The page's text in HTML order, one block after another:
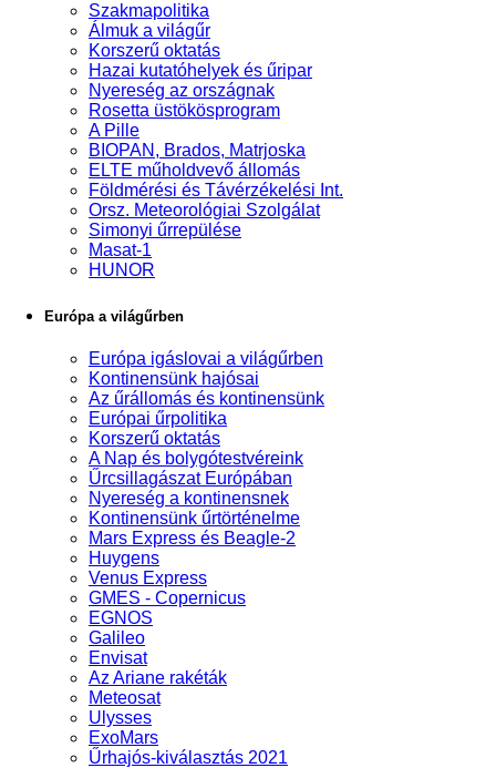
Szakmapolitika
Álmuk a világűr
Korszerű oktatás
Hazai kutatóhelyek és űripar
Nyereség az országnak
Rosetta üstökösprogram
A Pille
BIOPAN, Brados, Matrjoska
ELTE műholdvevő állomás
Földmérési és Távérzékelési Int.
Orsz. Meteorológiai Szolgálat
Simonyi űrrepülése
Masat-1
HUNOR
Európa a világűrben
Európa igáslovai a világűrben
Kontinensünk hajósai
Az űrállomás és kontinensünk
Európai űrpolitika
Korszerű oktatás
A Nap és bolygótestvéreink
Űrcsillagászat Európában
Nyereség a kontinensnek
Kontinensünk űrtörténelme
Mars Express és Beagle-2
Huygens
Venus Express
GMES - Copernicus
EGNOS
Galileo
Envisat
Az Ariane rakéták
Meteosat
Ulysses
ExoMars
Űrhajós-kiválasztás 2021